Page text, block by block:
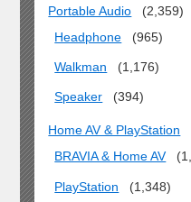
Portable Audio
(2,359)
Headphone
(965)
Walkman (1,176)
Speaker (394)
Home AV & PlayStation
BRAVIA & Home AV
PlayStation (1,348)